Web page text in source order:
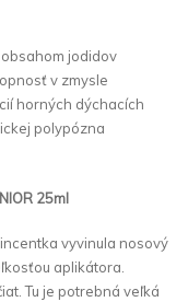
jodidov
v zmysle
horných dýchacích
polypózna
25ml
vyvinula nosový
aplikátora.
Tu je potrebná veľká